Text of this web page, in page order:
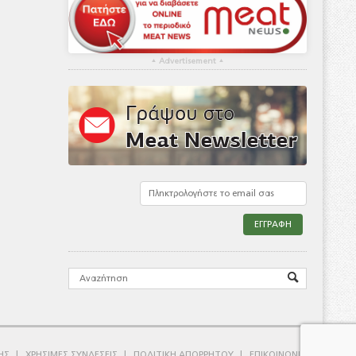
▴ Advertisement ▴